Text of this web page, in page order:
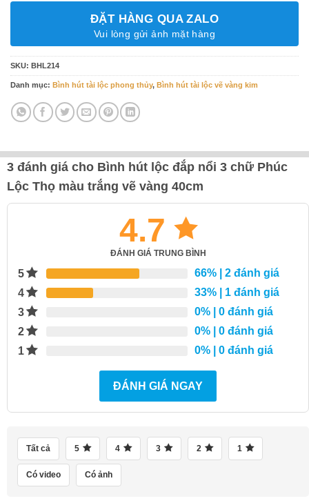
ĐẶT HÀNG QUA ZALO
Vui lòng gửi ảnh mặt hàng
SKU: BHL214
Danh mục: Bình hút tài lộc phong thủy, Bình hút tài lộc vẽ vàng kim
3 đánh giá cho Bình hút lộc đắp nổi 3 chữ Phúc
Lộc Thọ màu trắng vẽ vàng 40cm
4.7
ĐÁNH GIÁ TRUNG BÌNH
5 66% | 2 đánh giá
4
33% | 1 đánh giá
3
0% | 0 đánh giá
2
0% | 0 đánh giá
1
0% | 0 đánh giá
ĐÁNH GIÁ NGAY
Tất cả 5 4 3 2 1
Có video Có ảnh